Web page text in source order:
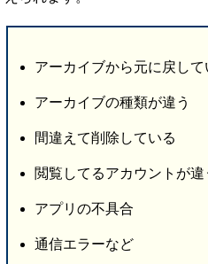
アーカイブから元に戻して
アーカイブの種類が違う
間違えて削除している
閲覧してるアカウントが違
アプリの不具合
通信エラーなど